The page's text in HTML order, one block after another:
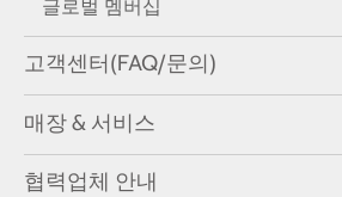
글로벌 멤버십
고객센터(FAQ/문의)
매장 & 서비스
협력업체 안내